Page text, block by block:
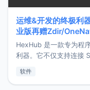
运维&开发的终极利
业版再赠Zdir/
HexHub 是一款专为程
利器。它不仅支持连接
件间频繁切换，仅凭
软件